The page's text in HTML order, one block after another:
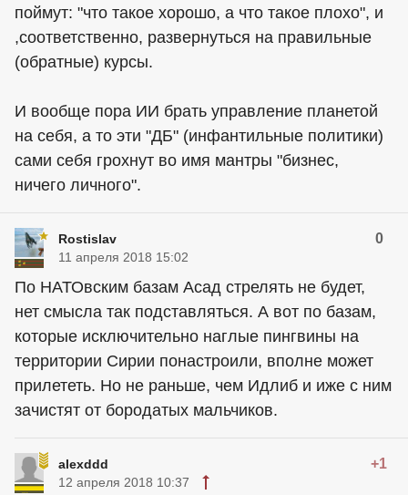
поймут: "что такое хорошо, а что такое плохо", и
,соответственно, развернуться на правильные
(обратные) курсы.
И вообще пора ИИ брать управление планетой
на себя, а то эти "ДБ" (инфантильные политики)
сами себя грохнут во имя мантры "бизнес,
ничего личного".
Rostislav 0
11 апреля 2018 15:02
По НАТОвским базам Асад стрелять не будет,
нет смысла так подставляться. А вот по базам,
которые исключительно наглые пингвины на
территории Сирии понастроили, вполне может
прилететь. Но не раньше, чем Идлиб и иже с ним
зачистят от бородатых мальчиков.
alexddd +1
12 апреля 2018 10:37